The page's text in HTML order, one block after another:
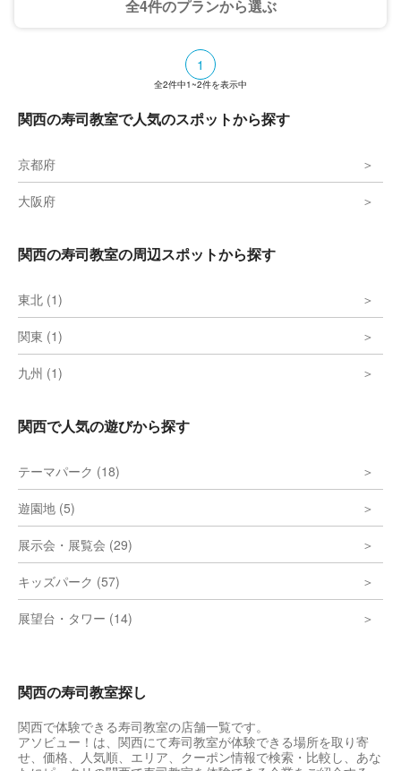
全4件のプランから選ぶ
1
全2件中1~2件を表示中
関西の寿司教室で人気のスポットから探す
京都府
大阪府
関西の寿司教室の周辺スポットから探す
東北 (1)
関東 (1)
九州 (1)
関西で人気の遊びから探す
テーマパーク (18)
遊園地 (5)
展示会・展覧会 (29)
キッズパーク (57)
展望台・タワー (14)
関西の寿司教室探し
関西で体験できる寿司教室の店舗一覧です。
アソビュー！は、関西にて寿司教室が体験できる場所を取り寄
せ、価格、人気順、エリア、クーポン情報で検索・比較し、あな